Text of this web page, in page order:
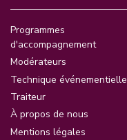
Programmes
d'accompagnement
Modérateurs
Technique événementielle
Traiteur
À propos de nous
Mentions légales